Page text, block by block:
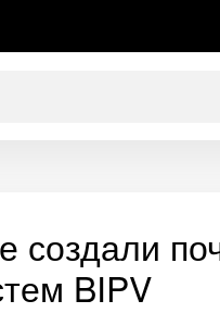
создали
BIPV